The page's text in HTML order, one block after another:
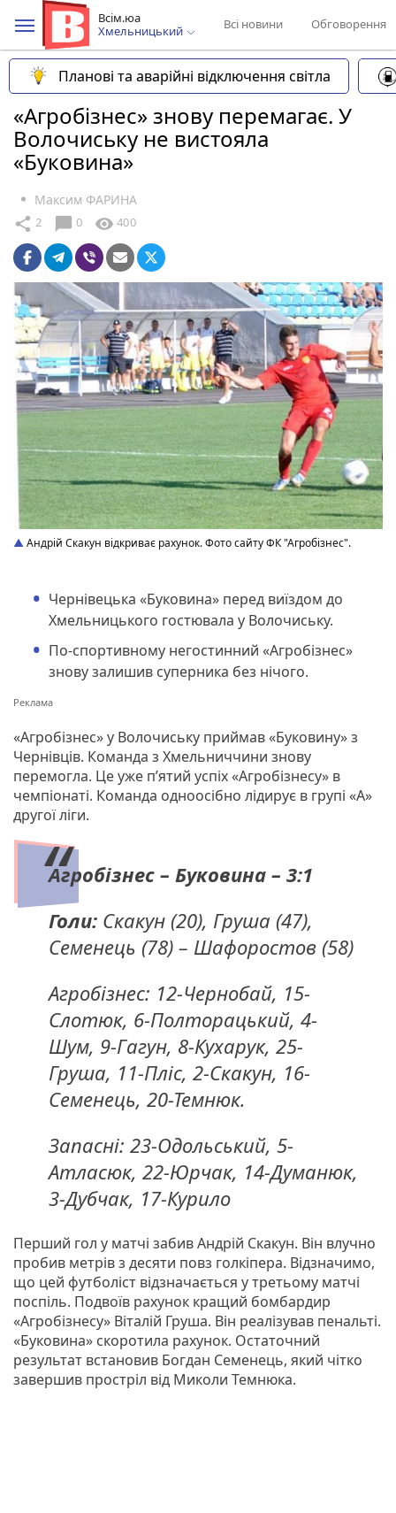
Всім.юа
Хмельницький
Всі новини Обговорення
Планові та аварійні відключення світла
«Агробізнес» знову перемагає. У
Волочиську не вистояла
«Буковина»
Максим ФАРИНА
share 2 chat_bubble 0 visibility 400
Андрій Скакун відкриває рахунок. Фото сайту ФК "Агробізнес".
Чернівецька «Буковина» перед виїздом до
Хмельницького гостювала у Волочиську.
По-спортивному негостинний «Агробізнес»
знову залишив суперника без нічого.
«Агробізнес» у Волочиську приймав «Буковину» з
Чернівців. Команда з Хмельниччини знову
перемогла. Це уже п’ятий успіх «Агробізнесу» в
чемпіонаті. Команда одноосібно лідирує в групі «А»
другої ліги.
Агробізнес – Буковина – 3:1
Голи: Скакун (20), Груша (47),
Семенець (78) – Шафоростов (58)
Агробізнес: 12-Чернобай, 15-
Слотюк, 6-Полторацький, 4-
Шум, 9-Гагун, 8-Кухарук, 25-
Груша, 11-Пліс, 2-Скакун, 16-
Семенець, 20-Темнюк.
Запасні: 23-Одольський, 5-
Атласюк, 22-Юрчак, 14-Думанюк,
3-Дубчак, 17-Курило
Перший гол у матчі забив Андрій Скакун. Він влучно
пробив метрів з десяти повз голкіпера. Відзначимо,
що цей футболіст відзначається у третьому матчі
поспіль. Подвоїв рахунок кращий бомбардир
«Агробізнесу» Віталій Груша. Він реалізував пенальті.
«Буковина» скоротила рахунок. Остаточний
результат встановив Богдан Семенець, який чітко
завершив простріл від Миколи Темнюка.